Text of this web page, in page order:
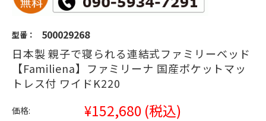
型番： 500029268
日本製 親子で寝られる連結式ファミリーベッド
【Familiena】ファミリーナ 国産ポケットマッ
トレス付 ワイドK220
価格: ¥152,680 (税込)